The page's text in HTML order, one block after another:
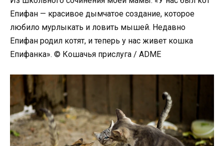
Епифан — красивое дымчатое создание, которое
любило мурлыкать и ловить мышей. Недавно
Епифан родил котят, и теперь у нас живет кошка
Епифанка». © Кошачья прислуга / ADME